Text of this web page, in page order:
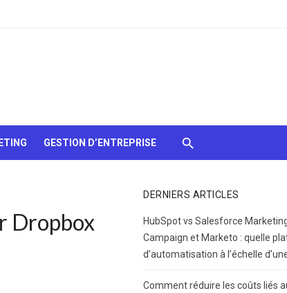
chocolats…
tomber !
GESTION D’ENTREPRISE
Dropbox
DERNIERS ARTICLES
HubSpot vs Salesforce
Campaign et Marketo : quelle
d’automatisation à l’échelle
Comment réduire les coûts liés